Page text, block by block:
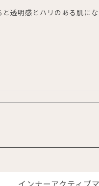
透明感とハリのある肌にな